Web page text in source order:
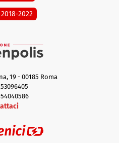
2022
19 - 00185 Roma